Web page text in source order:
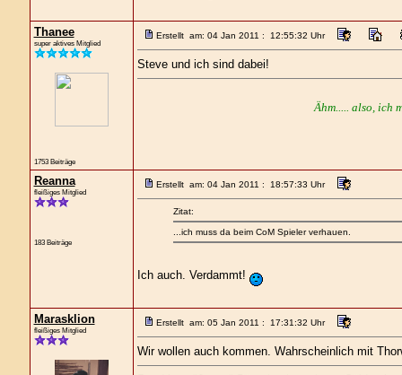
Thanee
super aktives Mitglied
1753 Beiträge
Erstellt am: 04 Jan 2011 : 12:55:32 Uhr
Steve und ich sind dabei!
Ähm..... also, ich
Reanna
fleißiges Mitglied
183 Beiträge
Erstellt am: 04 Jan 2011 : 18:57:33 Uhr
Zitat:
...ich muss da beim CoM Spieler verhauen.
Ich auch. Verdammt!
Marasklion
fleißiges Mitglied
Erstellt am: 05 Jan 2011 : 17:31:32 Uhr
Wir wollen auch kommen. Wahrscheinlich mit